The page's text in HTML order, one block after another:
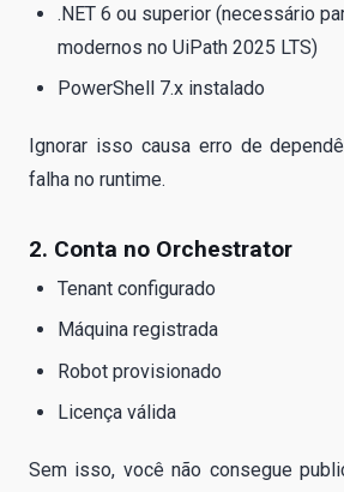
.NET 6 ou superior (necessário
modernos no UiPath 2025 LTS)
PowerShell 7.x instalado
Ignorar isso causa erro de
falha no runtime.
2. Conta no Orchestrator
Tenant configurado
Máquina registrada
Robot provisionado
Licença válida
Sem isso, você não consegue